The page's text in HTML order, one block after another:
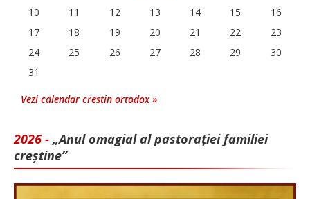
10
11 12 13 14 15
16
17
18 19 20 21 22
23
24
25 26 27 28 29
30
31
Vezi calendar crestin ortodox »
2026 - „Anul omagial al pastorației familiei
creștine”